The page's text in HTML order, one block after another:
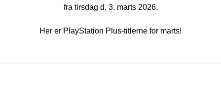
fra tirsdag d. 3. marts 2026.
Her er PlayStation Plus-titlerne for marts!